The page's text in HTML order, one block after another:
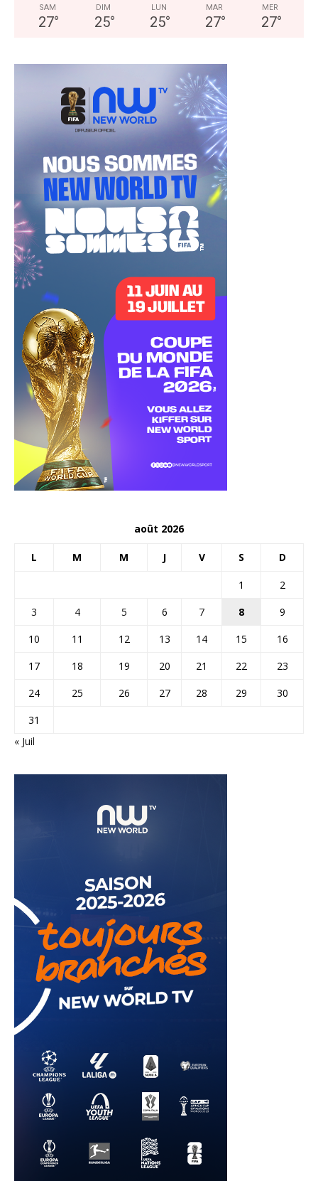
SAM
27°
DIM
25°
LUN
25°
MAR
27°
MER
27°
août 2026
L M M J V S D
1
2
3
4 5 6 7 8
9
10
11 12 13 14 15
16
17
18 19 20 21 22
23
24
25 26 27 28 29
30
31
« Juil